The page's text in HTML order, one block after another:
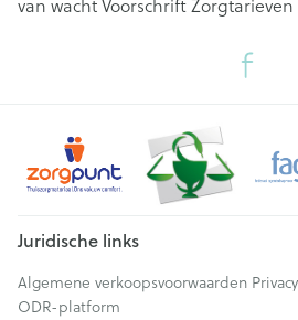
Juridische links
Algemene verkoopsvoorwaarden
ODR-platform